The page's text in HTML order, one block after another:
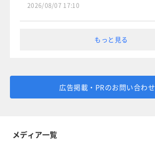
2026/08/07 17:10
もっと見る
広告掲載・PRのお問い合わせ
メディア一覧